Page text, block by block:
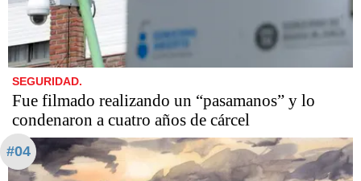
SEGURIDAD.
Fue filmado realizando un “pasamanos” y lo
condenaron a cuatro años de cárcel
#04